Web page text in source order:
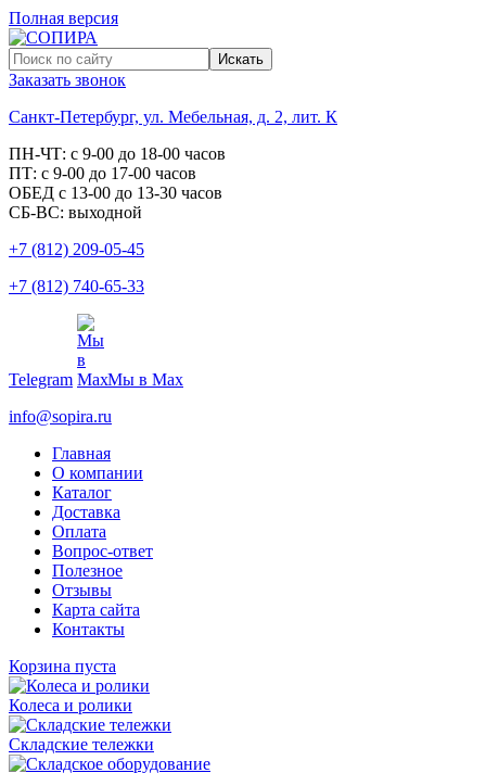
Полная версия
Заказать звонок
Санкт-Петербург, ул. Мебельная, д. 2, лит. К
ПН-ЧТ: с 9-00 до 18-00 часов
ПТ: с 9-00 до 17-00 часов
ОБЕД с 13-00 до 13-30 часов
СБ-ВС: выходной
+7 (812) 209-05-45
+7 (812) 740-65-33
Telegram
Мы в Max
info@sopira.ru
Главная
О компании
Каталог
Доставка
Оплата
Вопрос-ответ
Полезное
Отзывы
Карта сайта
Контакты
Корзина пуста
Колеса и ролики
Складские тележки